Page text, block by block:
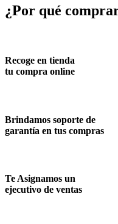
¿Por qué
Recoge en tienda
tu compra online
Brindamos soporte de
garantía en tus compras
Te Asignamos un
ejecutivo de ventas